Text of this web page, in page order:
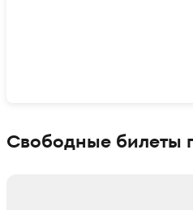
Свободные билеты